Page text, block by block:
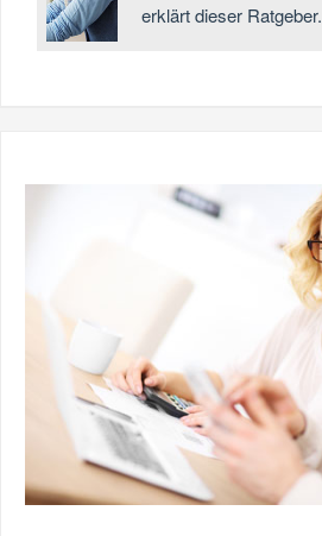
erklärt dieser Ratgeber.